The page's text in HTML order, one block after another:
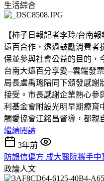
生活綜合
【柿子日報記者李玲/台南
遠百合作，透過鼓勵消費者
保並參與社會公益的目的，
台南大遠百分享愛--雲端發
局長盧禹璁陪同下頒發感謝
接受。市長感謝企業熱心參
利基金會附設光明早期療育
觸愛協會江銘昌督導，都親
繼續閱讀
3年前
防誤信偏方 成大醫院攜手
政論人文